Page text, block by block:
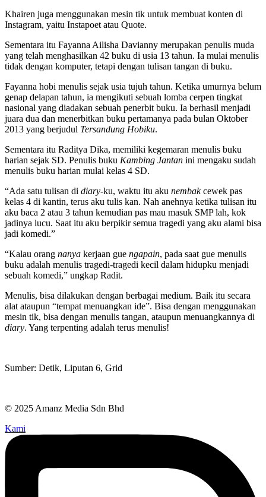
Khairen juga menggunakan mesin tik untuk membuat konten di
Instagram, yaitu Instapoet atau Quote.
Sementara itu Fayanna Ailisha Davianny merupakan penulis muda
yang telah menghasilkan 42 buku di usia 13 tahun. Ia mulai menulis
tidak dengan komputer, tetapi dengan tulisan tangan di buku.
Fayanna hobi menulis sejak usia tujuh tahun. Ketika umurnya belum
genap delapan tahun, ia mengikuti sebuah lomba cerpen tingkat
nasional yang diadakan sebuah penerbit buku. Ia berhasil menjadi
juara dua dan menerbitkan buku pertamanya pada bulan Oktober
2013 yang berjudul Tersandung Hobiku.
Sementara itu Raditya Dika, memiliki kegemaran menulis buku
harian sejak SD. Penulis buku Kambing Jantan ini mengaku sudah
menulis buku harian mulai kelas 4 SD.
“Ada satu tulisan di diary-ku, waktu itu aku nembakcewek pas
kelas 4 di kantin, terus aku tulis kan. Nah anehnya ketika tulisan itu
aku baca 2 atau 3 tahun kemudian pas mau masuk SMP lah, kok
jadinya lucu. Saat itu aku berpikir semua tragedi yang aku alami bisa
jadi komedi.”
“Kalau orang nanya kerjaan gue ngapain, pada saat gue menulis
buku adalah menulis tragedi-tragedi kecil dalam hidupku menjadi
sebuah komedi,” ungkap Radit.
Menulis, bisa dilakukan dengan berbagai medium. Baik itu secara
alat ataupun “tempat menuangkan ide”. Bisa dengan menggunakan
mesin tik, bisa dengan menulis tangan, ataupun menuangkannya di
diary. Yang terpenting adalah terus menulis!
Sumber: Detik, Liputan 6, Grid
© 2025 Amanz Media Sdn Bhd
Kami